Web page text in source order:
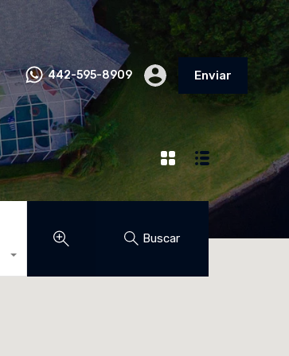
442-595-8909 Enviar
Buscar